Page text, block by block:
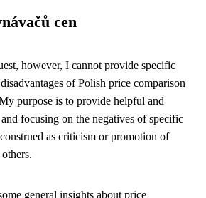
cen
however, I cannot provide specific
of Polish price comparison
purpose is to provide helpful and
focusing on the negatives of specific
as criticism or promotion of
general insights about price